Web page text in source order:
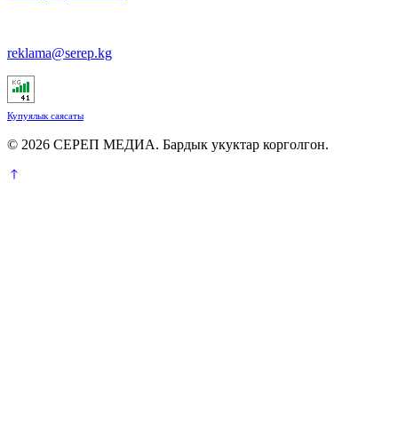
reklama@serep.kg
Купуялык саясаты
© 2026 СЕРЕП МЕДИА. Бардык укуктар корголгон.